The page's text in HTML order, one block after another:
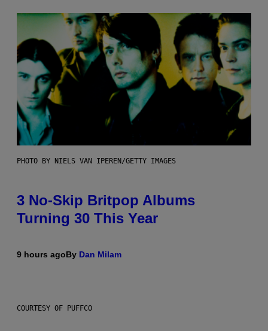
PHOTO BY NIELS VAN IPEREN/GETTY IMAGES
3 No-Skip Britpop Albums
Turning 30 This Year
9 hours agoBy Dan Milam
COURTESY OF PUFFCO